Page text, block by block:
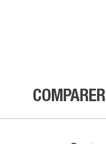
COMPARER